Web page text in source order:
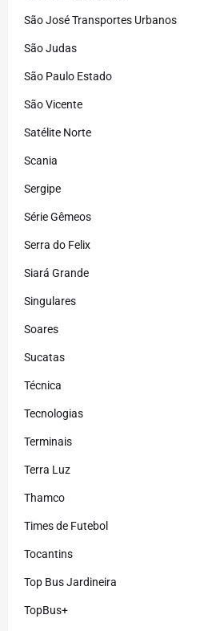
São José Transportes Urbanos
São Judas
São Paulo Estado
São Vicente
Satélite Norte
Scania
Sergipe
Série Gêmeos
Serra do Felix
Siará Grande
Singulares
Soares
Sucatas
Técnica
Tecnologias
Terminais
Terra Luz
Thamco
Times de Futebol
Tocantins
Top Bus Jardineira
TopBus+